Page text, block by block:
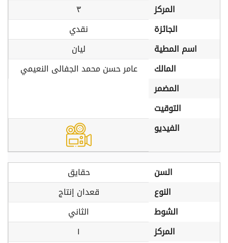
المركز
٣
الجائزة
نقدي
اسم المطية
ليان
المالك
عامر حسن محمد الجفالى النعيمي
المضمر
التوقيت
الفيديو
السن
حقايق
النوع
قعدان إنتاج
الشوط
الثاني
المركز
١